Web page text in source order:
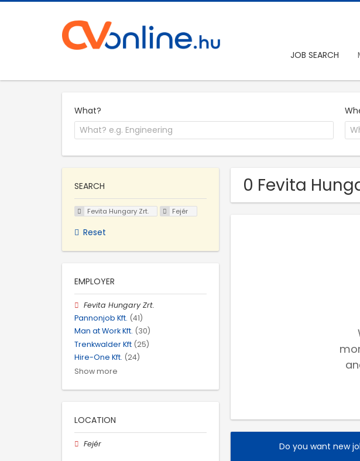
JOB SEARCH
What?
0 Fevita
Do you want new
SEARCH
Fevita Hungary Zrt. Fejér
Reset
EMPLOYER
Fevita Hungary Zrt.
Pannonjob Kft. (41)
Man at Work Kft. (30)
Trenkwalder Kft (25)
Hire-One Kft. (24)
Show more
LOCATION
Fejér